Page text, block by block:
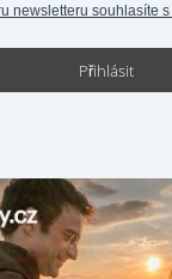
newsletteru souhlasíte